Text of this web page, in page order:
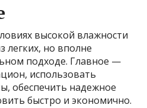
высокой влажности
легких, но вполне
подходе. Главное —
использовать
обеспечить надежное
быстро и экономично.